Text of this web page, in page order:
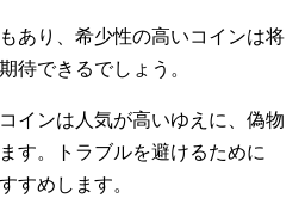
あり、希少性の高いコインは将
待できるでしょう。
インは人気が高いゆえに、偽物
す。トラブルを避けるために
すめします。